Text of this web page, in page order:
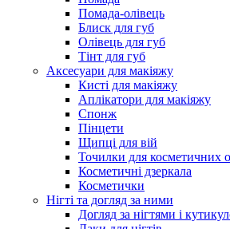
Помада-олівець
Блиск для губ
Олівець для губ
Тінт для губ
Аксесуари для макіяжу
Кисті для макіяжу
Аплікатори для макіяжу
Спонж
Пінцети
Щипці для вій
Точилки для косметичних
Косметичні дзеркала
Косметички
Нігті та догляд за ними
Догляд за нігтями і